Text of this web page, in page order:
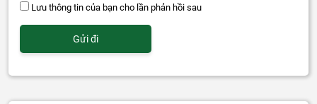
Lưu thông tin của bạn cho lần phản hồi sau